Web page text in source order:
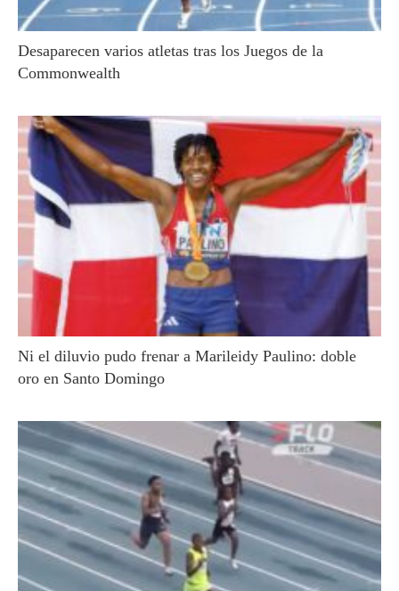
Desaparecen varios atletas tras los Juegos de la
Commonwealth
Ni el diluvio pudo frenar a Marileidy Paulino: doble
oro en Santo Domingo